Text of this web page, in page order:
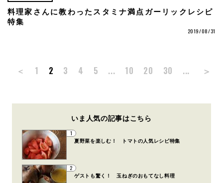
料理家さんに教わったスタミナ満点ガーリックレシピ
特集
2019/08/31
＜ 1 2 3 4 5 ... 10 20 30 ... ＞
いま人気の記事はこちら
1
夏野菜を楽しむ！ トマトの人気レシピ特集
2
ゲストも驚く！ 玉ねぎのおもてなし料理